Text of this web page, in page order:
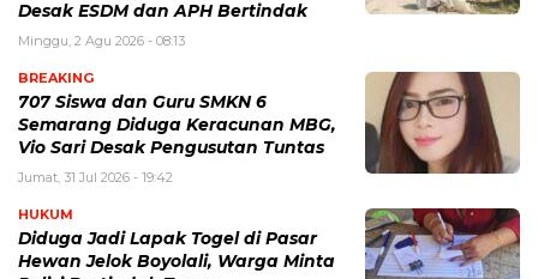
Desak ESDM dan APH Bertindak
Minggu, 2 Agu 2026 - 08:13
BREAKING
707 Siswa dan Guru SMKN 6
Semarang Diduga Keracunan MBG,
Vio Sari Desak Pengusutan Tuntas
Jumat, 31 Jul 2026 - 19:42
HUKUM
Diduga Jadi Lapak Togel di Pasar
Hewan Jelok Boyolali, Warga Minta